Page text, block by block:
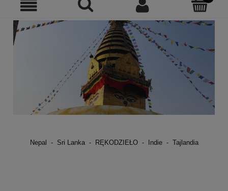
Nepal - Sri Lanka - RĘKODZIEŁO - Indie - Tajlandia